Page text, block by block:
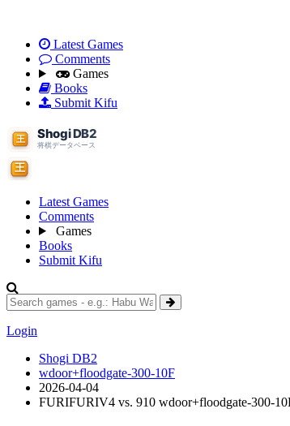
Latest Games
Comments
Games
Books
Submit Kifu
Latest Games
Comments
Games
Books
Submit Kifu
Login
Shogi DB2
wdoor+floodgate-300-10F
2026-04-04
FURIFURIV4 vs. 910 wdoor+floodgate-300-